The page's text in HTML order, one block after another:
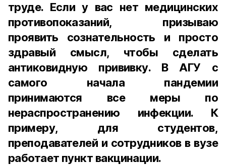
труде. Если у вас нет медицинских
противопоказаний, призываю
проявить сознательность и просто
здравый смысл, чтобы сделать
антиковидную прививку. В АГУ с
самого начала пандемии
принимаются все меры по
нераспространению инфекции. К
примеру, для студентов,
преподавателей и сотрудников в вузе
работает пункт вакцинации.